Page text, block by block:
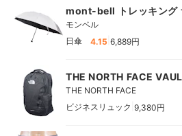
mont-bell トレッキング
レラ 55
モンベル
日傘
4.15 6,889円
THE NORTH FACE
THE NORTH FACE
ビジネスリュック 9,380円